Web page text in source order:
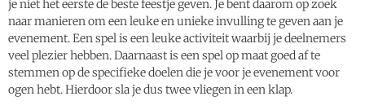
je niet het eerste de beste feestje geven. Je bent daarom op zoek
naar manieren om een leuke en unieke invulling te geven aan je
evenement. Een spel is een leuke activiteit waarbij je deelnemers
veel plezier hebben. Daarnaast is een spel op maat goed af te
stemmen op de specifieke doelen die je voor je evenement voor
ogen hebt. Hierdoor sla je dus twee vliegen in een klap.